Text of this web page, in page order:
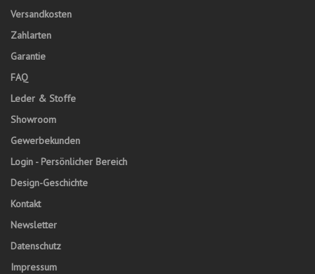
Versandkosten
Zahlarten
Garantie
FAQ
Leder & Stoffe
Showroom
Gewerbekunden
Login - Persönlicher Bereich
Design-Geschichte
Kontakt
Newsletter
Datenschutz
Impressum